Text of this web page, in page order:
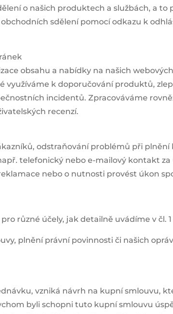
o našich produktech a službách, a
sdělení pomocí odkazu k
obsahu a nabídky na našich
využíváme k doporučování produktů,
incidentů. Zpracováváme
recenzí.
odstraňování problémů při
telefonický nebo e-mailový kontakt
nebo o nutnosti provést úkon
různé účely, jak detailně uvádíme v čl. 1
plnění právní povinnosti či našich
vzniká návrh na kupní smlouvu,
byli schopni tuto kupní smlouvu